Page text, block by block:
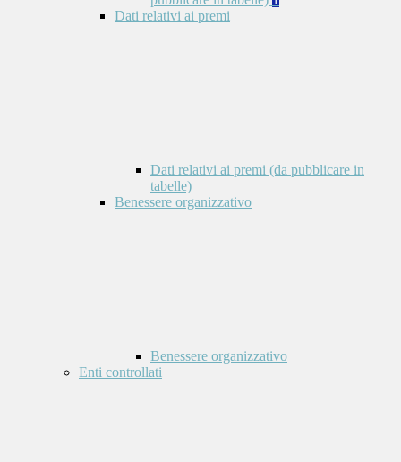
Dati relativi ai premi
Dati relativi ai premi (da pubblicare in
tabelle)
Benessere organizzativo
Benessere organizzativo
Enti controllati